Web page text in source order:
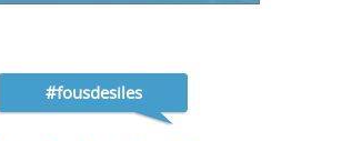
#fousdesiles